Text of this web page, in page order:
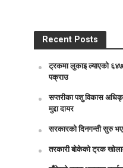
Recent Posts
ट्रकमा लुकाइ ल्याएको
पक्राउ
सप्तरीका पशु विकास
मुद्दा दायर
सरकारको दिनगन्ती सुरु
तरकारी बोकेको ट्रक